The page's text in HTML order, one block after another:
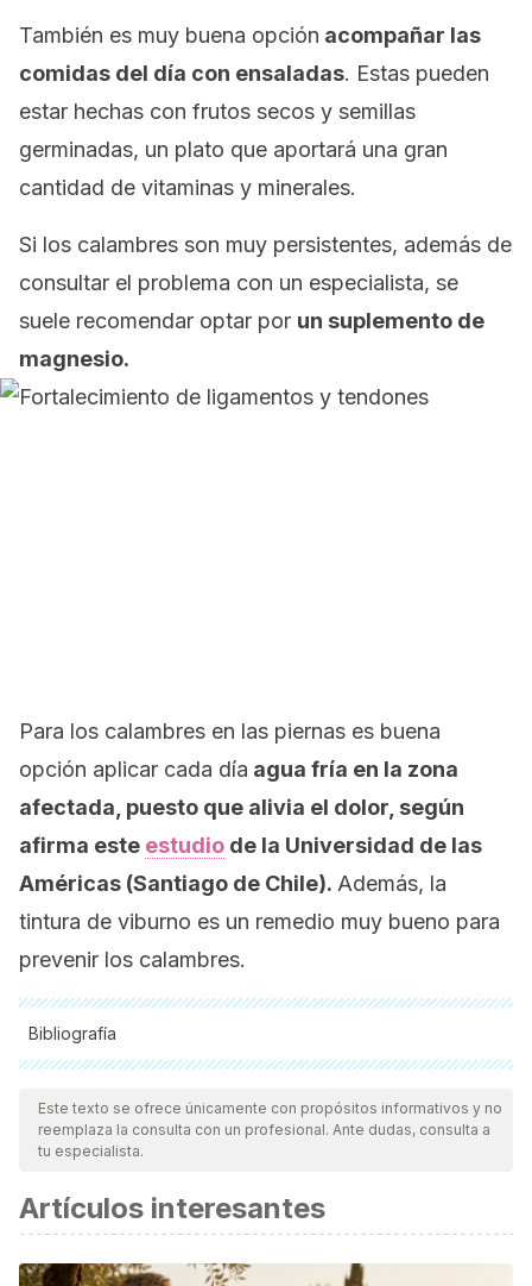
También es muy buena opción acompañar las
comidas del día con ensaladas. Estas pueden
estar hechas con frutos secos y semillas
germinadas, un plato que aportará una gran
cantidad de vitaminas y minerales.
Si los calambres son muy persistentes, además de
consultar el problema con un especialista, se
suele recomendar optar por un suplemento de
magnesio.
Para los calambres en las piernas es buena
opción aplicar cada día agua fría en la zona
afectada, puesto que alivia el dolor, según
afirma este estudio de la Universidad de las
Américas (Santiago de Chile). Además, la
tintura de viburno es un remedio muy bueno para
prevenir los calambres.
Bibliografía
Todas las fuentes citadas fueron revisadas a profundidad por
nuestro equipo, para asegurar su calidad, confiabilidad,
vigencia y validez.La bibliografía de este artículo fue
científica.
Maquirriain, J., & Merello, M. (2007). The athlete with
muscular cramps: Clinical approach. Journal of the
Este texto se ofrece únicamente con propósitos informativos y no
reemplaza la consulta con un profesional. Ante dudas, consulta a
tu especialista.
Artículos interesantes